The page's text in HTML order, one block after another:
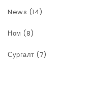
News (14)
Ном (8)
Сургалт (7)